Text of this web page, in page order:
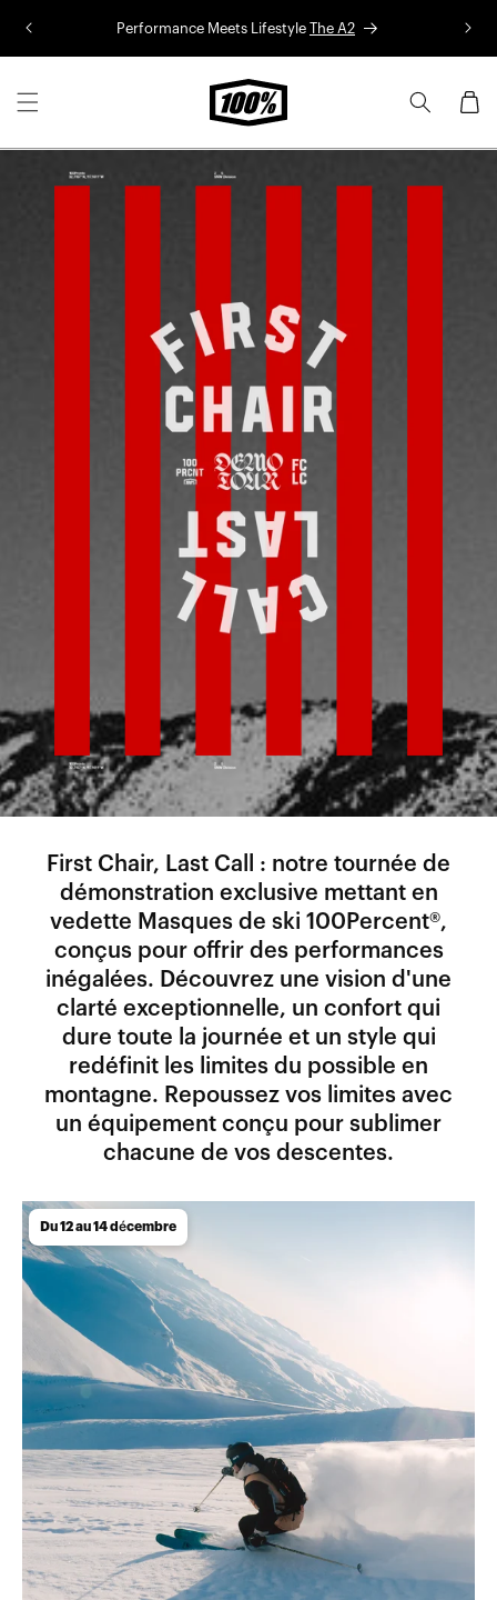
Performance Meets Lifestyle The A2
Panier
First Chair, Last Call : notre tournée de
démonstration exclusive mettant en
vedette Masques de ski 100Percent®,
conçus pour offrir des performances
inégalées. Découvrez une vision d'une
clarté exceptionnelle, un confort qui
dure toute la journée et un style qui
redéfinit les limites du possible en
montagne. Repoussez vos limites avec
un équipement conçu pour sublimer
chacune de vos descentes.
Du 12 au 14 décembre